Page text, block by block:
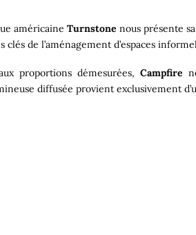
américaineTurnstonenous présente
de l’aménagement d’espaces
proportions démesurées,Campfire
diffusée provient exclusivement